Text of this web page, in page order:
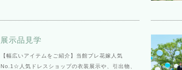
展示品見学
【幅広いアイテムをご紹介】当館プレ花嫁人気
No.1☆人気ドレスショップの衣装展示や、引出物、